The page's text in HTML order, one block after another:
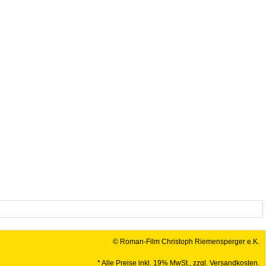
© Roman-Film Christoph Riemensperger e.K.
* Alle Preise inkl. 19% MwSt., zzgl. Versandkosten.